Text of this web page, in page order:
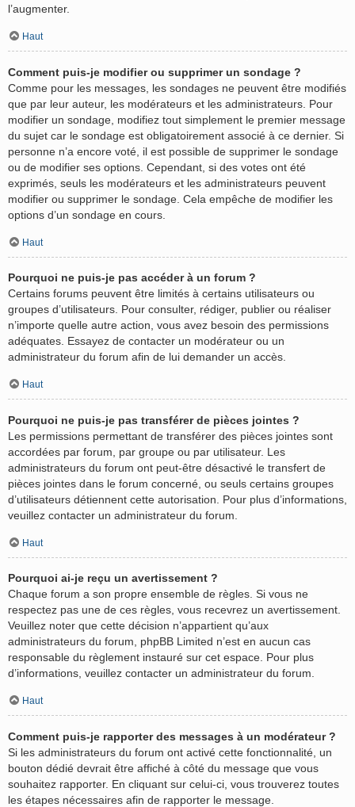
l’augmenter.
Haut
Comment puis-je modifier ou supprimer un sondage ?
Comme pour les messages, les sondages ne peuvent être modifiés
que par leur auteur, les modérateurs et les administrateurs. Pour
modifier un sondage, modifiez tout simplement le premier message
du sujet car le sondage est obligatoirement associé à ce dernier. Si
personne n’a encore voté, il est possible de supprimer le sondage
ou de modifier ses options. Cependant, si des votes ont été
exprimés, seuls les modérateurs et les administrateurs peuvent
modifier ou supprimer le sondage. Cela empêche de modifier les
options d’un sondage en cours.
Haut
Pourquoi ne puis-je pas accéder à un forum ?
Certains forums peuvent être limités à certains utilisateurs ou
groupes d’utilisateurs. Pour consulter, rédiger, publier ou réaliser
n’importe quelle autre action, vous avez besoin des permissions
adéquates. Essayez de contacter un modérateur ou un
administrateur du forum afin de lui demander un accès.
Haut
Pourquoi ne puis-je pas transférer de pièces jointes ?
Les permissions permettant de transférer des pièces jointes sont
accordées par forum, par groupe ou par utilisateur. Les
administrateurs du forum ont peut-être désactivé le transfert de
pièces jointes dans le forum concerné, ou seuls certains groupes
d’utilisateurs détiennent cette autorisation. Pour plus d’informations,
veuillez contacter un administrateur du forum.
Haut
Pourquoi ai-je reçu un avertissement ?
Chaque forum a son propre ensemble de règles. Si vous ne
respectez pas une de ces règles, vous recevrez un avertissement.
Veuillez noter que cette décision n’appartient qu’aux
administrateurs du forum, phpBB Limited n’est en aucun cas
responsable du règlement instauré sur cet espace. Pour plus
d’informations, veuillez contacter un administrateur du forum.
Haut
Comment puis-je rapporter des messages à un modérateur ?
Si les administrateurs du forum ont activé cette fonctionnalité, un
bouton dédié devrait être affiché à côté du message que vous
souhaitez rapporter. En cliquant sur celui-ci, vous trouverez toutes
les étapes nécessaires afin de rapporter le message.